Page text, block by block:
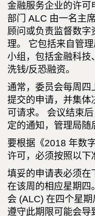
金融服务企业的许可
部门 ALC 由一名主
顾问或负责监督数字
理。 它包括来自管
小组，包括金融科技
洗钱/反恐融资。
通常，委员会每周四
提交的申请，并集体
可请求。 会议结束
定的通知，管理局随
要根据《2018 年数
许可，必须按照以下
填妥的申请表必须在
在该周的相应星期四
会 (ALC) 在四个星
遵守此期限可能会导